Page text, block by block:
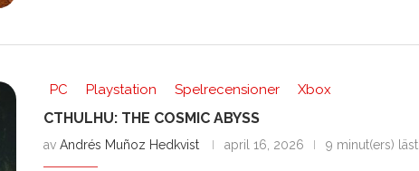
PC Playstation Spelrecensioner Xbox
CTHULHU: THE COSMIC ABYSS
av Andrés Muñoz Hedkvist april 16, 2026 9 minut(ers)